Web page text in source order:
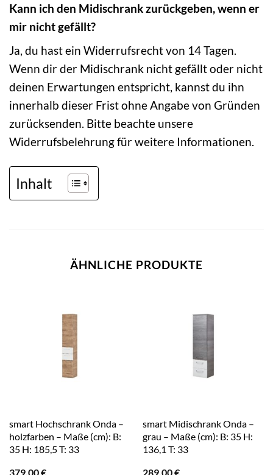
Kann ich den Midischrank zurückgeben, wenn er
mir nicht gefällt?
Ja, du hast ein Widerrufsrecht von 14 Tagen.
Wenn dir der Midischrank nicht gefällt oder nicht
deinen Erwartungen entspricht, kannst du ihn
innerhalb dieser Frist ohne Angabe von Gründen
zurücksenden. Bitte beachte unsere
Widerrufsbelehrung für weitere Informationen.
Inhalt
ÄHNLICHE PRODUKTE
smart Hochschrank Onda –
holzfarben – Maße (cm): B:
35 H: 185,5 T: 33
379,00€
smart Midischrank Onda –
grau – Maße (cm): B: 35 H:
136,1 T: 33
289,00€